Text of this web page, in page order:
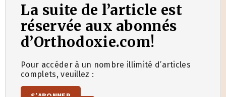
La suite de l’article est
réservée aux abonnés
d’Orthodoxie.com!
Pour accéder à un nombre illimité d’articles
complets, veuillez :